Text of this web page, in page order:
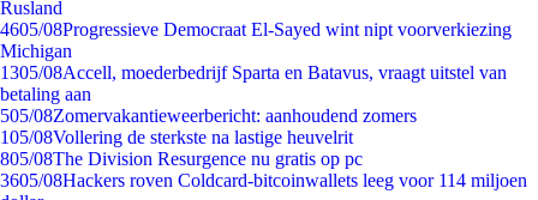
Rusland
4605/08Progressieve Democraat El-Sayed wint nipt voorverkiezing
Michigan
1305/08Accell, moederbedrijf Sparta en Batavus, vraagt uitstel van
betaling aan
505/08Zomervakantieweerbericht: aanhoudend zomers
105/08Vollering de sterkste na lastige heuvelrit
805/08The Division Resurgence nu gratis op pc
3605/08Hackers roven Coldcard-bitcoinwallets leeg voor 114 miljoen